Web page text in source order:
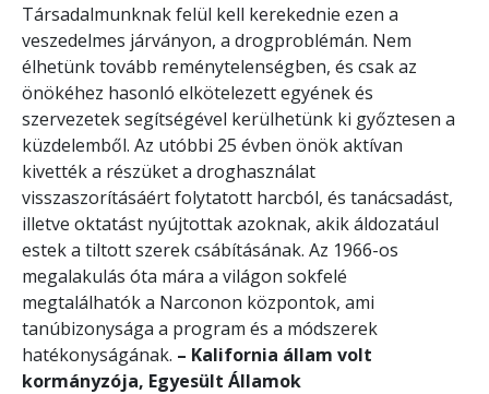
Társadalmunknak felül kell kerekednie ezen a
veszedelmes járványon, a drogproblémán. Nem
élhetünk tovább reménytelenségben, és csak az
önökéhez hasonló elkötelezett egyének és
szervezetek segítségével kerülhetünk ki győztesen a
küzdelemből. Az utóbbi 25 évben önök aktívan
kivették a részüket a droghasználat
visszaszorításáért folytatott harcból, és tanácsadást,
illetve oktatást nyújtottak azoknak, akik áldozatául
estek a tiltott szerek csábításának. Az 1966-os
megalakulás óta mára a világon sokfelé
megtalálhatók a Narconon központok, ami
tanúbizonysága a program és a módszerek
hatékonyságának. – Kalifornia állam volt
kormányzója, Egyesült Államok